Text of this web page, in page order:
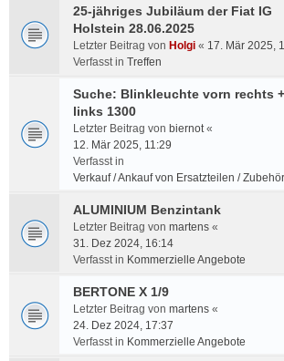
25-jähriges Jubiläum der Fiat IG
Holstein 28.06.2025
Letzter Beitrag von Holgi « 17. Mär 2025,
Verfasst in Treffen
Suche: Blinkleuchte vorn rechts +
links 1300
Letzter Beitrag von biernot«
12. Mär 2025, 11:29
Verfasst in
Verkauf / Ankauf von Ersatzteilen / Zubehör
ALUMINIUM Benzintank
Letzter Beitrag von martens «
31. Dez 2024, 16:14
Verfasst in Kommerzielle Angebote
BERTONE X 1/9
Letzter Beitrag von martens «
24. Dez 2024, 17:37
Verfasst in Kommerzielle Angebote